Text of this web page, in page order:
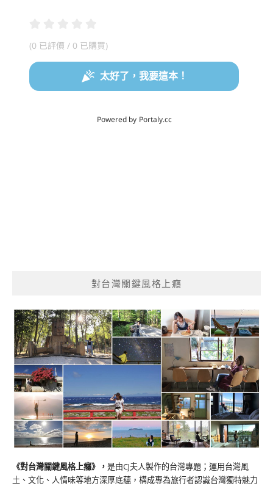
對台灣關鍵風格上癮
《對台灣關鍵風格上癮》 ， 是由CJ夫人製作的台灣專題；運用台灣風
土、文化、人情味等地方深厚底蘊，構成專為旅行者認識台灣獨特魅力